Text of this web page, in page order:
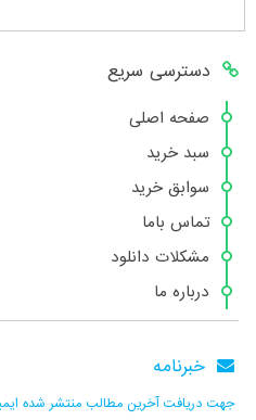
محمدشهنوازیمی گوید :
سلام بنده محمد شهنوازی فقط
محمدمی گوید :
هانیه عسگری
بسیار عالی [...]
رحیم پورمی گوید :
دسترسی سریع
صفحه اصلی
سبد خرید
سوابق خرید
تماس باما
مشکلات دانلود
درباره ما
خبرنامه
جهت دریافت آخرین مطالب منتشر شده ایمیل